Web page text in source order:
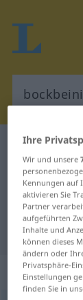
Ihre
Wir und unsere
Kennungen auf
aktivieren Sie
Partner
aufgeführten
Inhalte und
können dieses
ändern oder
Privatsphäre-
Einstellungen
finden Sie in